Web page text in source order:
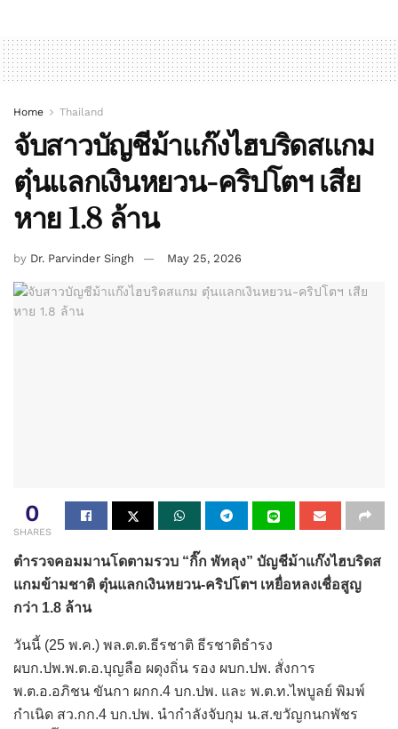
Home Thailand
จับสาวบัญชีม้าแก๊งไฮบริดสแกม
ตุ๋นแลกเงินหยวน-คริปโตฯ เสีย
หาย 1.8 ล้าน
by Dr. Parvinder Singh May 25, 2026
0
SHARES
ตำรวจคอมมานโดตามรวบ “กิ๊ก พัทลุง” บัญชีม้าแก๊งไฮบริดส
แกมข้ามชาติ ตุ๋นแลกเงินหยวน-คริปโตฯ เหยื่อหลงเชื่อสูญ
กว่า 1.8 ล้าน
วันนี้ (25 พ.ค.) พล.ต.ต.ธีรชาติ ธีรชาติธำรง
ผบก.ปพ.พ.ต.อ.บุญลือ ผดุงถิ่น รอง ผบก.ปพ. สั่งการ
พ.ต.อ.อภิชน ขันกา ผกก.4 บก.ปพ. และ พ.ต.ท.ไพบูลย์ พิมพ์
กำเนิด สว.กก.4 บก.ปพ. นำกำลังจับกุม น.ส.ขวัญกนกพัชร